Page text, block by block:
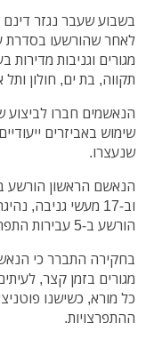
לאחר שהורשעו בסדרת
מגורים וגניבות
תקווה, בת ים, חולון ותל
הנאשמים חברו לביצוע
שימוש באביזרים
שנעצרו.
וב-17 מעשי גניבה,
הורשע ב-5 עבירות התפרצויות לבתים, 5 עבירות גניבה בצוותא ועוד.
בחקירה התברר כי
מגורים בזמן קצר,
כל מורא, כשישנו
ההתפרצויות.